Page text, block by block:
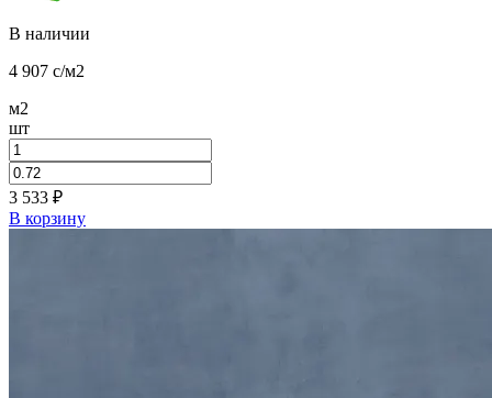
В наличии
4 907 c/м2
м2
шт
3 533 ₽
В корзину